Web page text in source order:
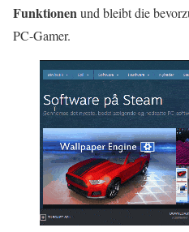
Funktionenund bleibt die
PC-Gamer.